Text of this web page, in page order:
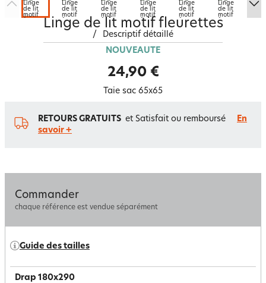
Linge de lit motif fleurettes
/
Descriptif détaillé
NOUVEAUTÉ
24,90 €
Taie sac 65x65
RETOURS GRATUITS et Satisfait ou remboursé
En
savoir +
Commander
chaque référence est vendue séparément
Guide des tailles
Drap 180x290